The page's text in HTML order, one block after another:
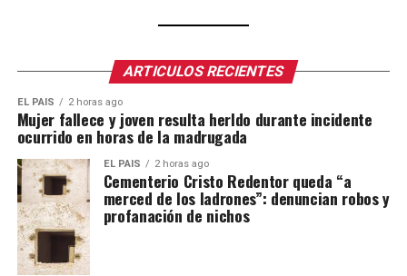
ARTICULOS RECIENTES
EL PAIS 2 horas ago
Mujer fallece y joven resulta herIdo durante incidente
ocurrido en horas de la madrugada
EL PAIS 2 horas ago
Cementerio Cristo Redentor queda “a
merced de los ladrones”: denuncian robos y
profanación de nichos